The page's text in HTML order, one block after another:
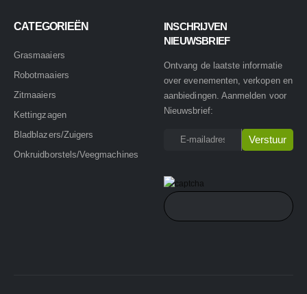
CATEGORIEËN
Grasmaaiers
Robotmaaiers
Zitmaaiers
Kettingzagen
Bladblazers/Zuigers
Onkruidborstels/Veegmachines
INSCHRIJVEN
NIEUWSBRIEF
Ontvang de laatste informatie
over evenementen, verkopen en
aanbiedingen. Aanmelden voor
Nieuwsbrief: